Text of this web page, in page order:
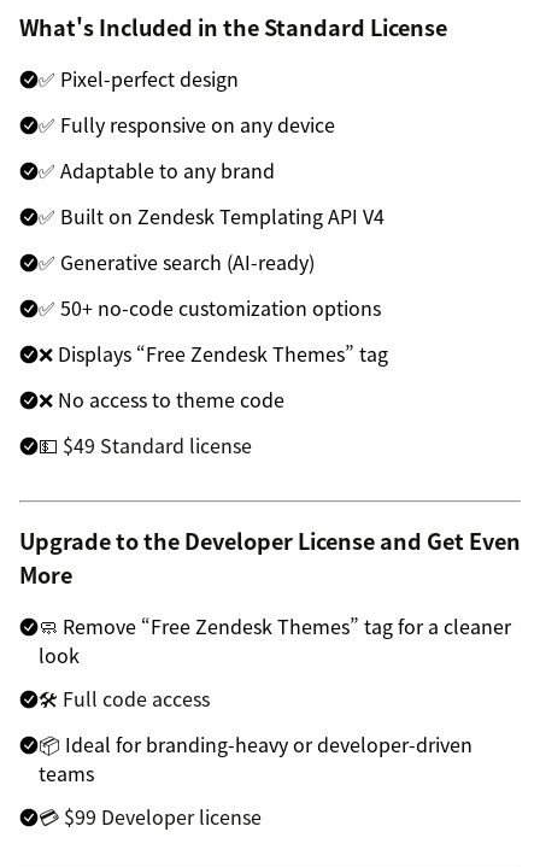
What's Included in the Standard License
✅ Pixel-perfect design
✅ Fully responsive on any device
✅ Adaptable to any brand
✅ Built on Zendesk Templating API V4
✅ Generative search (AI-ready)
✅ 50+ no-code customization options
❌ Displays “Free Zendesk Themes” tag
❌ No access to theme code
💵 $49 Standard license
Upgrade to the Developer License and Get Even
More
🧼 Remove “Free Zendesk Themes” tag for a cleaner
look
🛠 Full code access
📦 Ideal for branding-heavy or developer-driven
teams
💳 $99 Developer license